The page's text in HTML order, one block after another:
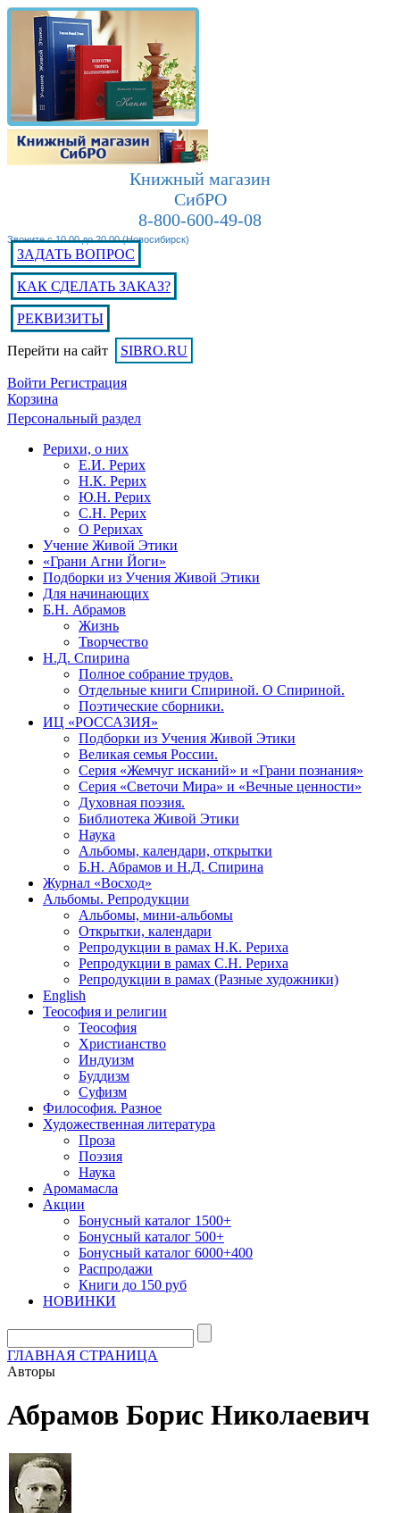
Книжный магазин
СибРО
8-800-600-49-08
Звоните с 10.00 до 20.00 (Новосибирск)
ЗАДАТЬ ВОПРОС
КАК СДЕЛАТЬ ЗАКАЗ?
РЕКВИЗИТЫ
Перейти на сайт SIBRO.RU
Войти Регистрация
Корзина
Персональный раздел
Рерихи, о них
Е.И. Рерих
Н.К. Рерих
Ю.Н. Рерих
С.Н. Рерих
О Рерихах
Учение Живой Этики
«Грани Агни Йоги»
Подборки из Учения Живой Этики
Для начинающих
Б.Н. Абрамов
Жизнь
Творчество
Н.Д. Спирина
Полное собрание трудов.
Отдельные книги Спириной. О Спириной.
Поэтические сборники.
ИЦ «РОССАЗИЯ»
Подборки из Учения Живой Этики
Великая семья России.
Серия «Жемчуг исканий» и «Грани познания»
Серия «Светочи Мира» и «Вечные ценности»
Духовная поэзия.
Библиотека Живой Этики
Наука
Альбомы, календари, открытки
Б.Н. Абрамов и Н.Д. Спирина
Журнал «Восход»
Альбомы. Репродукции
Альбомы, мини-альбомы
Открытки, календари
Репродукции в рамах Н.К. Рериха
Репродукции в рамах С.Н. Рериха
Репродукции в рамах (Разные художники)
English
Теософия и религии
Теософия
Христианство
Индуизм
Буддизм
Суфизм
Философия. Разное
Художественная литература
Проза
Поэзия
Наука
Аромамасла
Акции
Бонусный каталог 1500+
Бонусный каталог 500+
Бонусный каталог 6000+400
Распродажи
Книги до 150 руб
НОВИНКИ
ГЛАВНАЯ СТРАНИЦА
Авторы
Абрамов Борис Николаевич